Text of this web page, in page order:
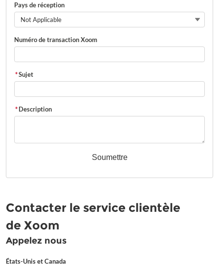
Pays de réception
Not Applicable
Numéro de transaction Xoom
*Sujet
*Description
Soumettre
Contacter le service clientèle
de Xoom
Appelez nous
États-Unis et Canada